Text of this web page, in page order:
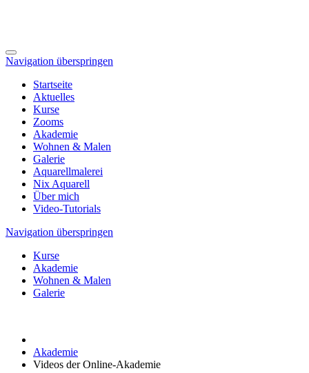
Navigation überspringen
Startseite
Aktuelles
Kurse
Zooms
Akademie
Wohnen & Malen
Galerie
Aquarellmalerei
Nix Aquarell
Über mich
Video-Tutorials
Navigation überspringen
Kurse
Akademie
Wohnen & Malen
Galerie
Akademie
Videos der Online-Akademie